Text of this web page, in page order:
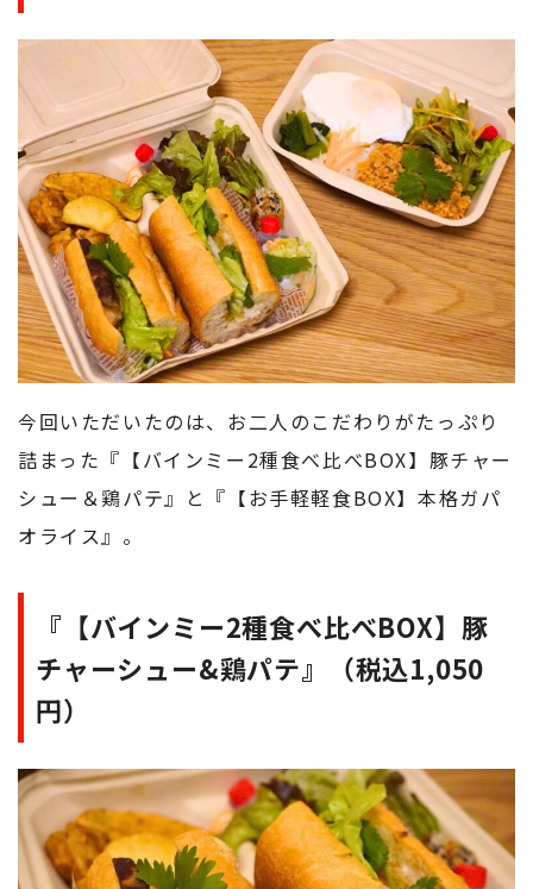
今回いただいたのは、お二人のこだわりがたっぷり
詰まった『【バインミー2種食べ比べBOX】豚チャー
シュー＆鶏パテ』と『【お手軽軽食BOX】本格ガパ
オライス』。
『【バインミー2種食べ比べBOX】豚
チャーシュー&鶏パテ』（税込1,050
円）